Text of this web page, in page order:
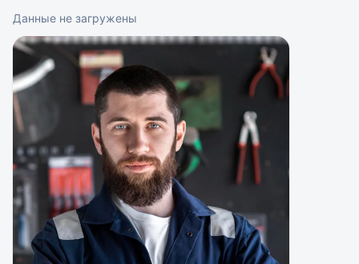
Данные не загружены